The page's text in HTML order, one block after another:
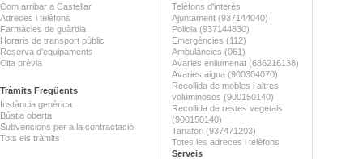
Com arribar a Castellar
Adreces i telèfons
Farmàcies de guàrdia
Horaris de transport públic
Reserva d'equipaments
Cita prèvia
Tràmits Freqüents
Instància genèrica
Bústia oberta
Subvencions per a la contractació
Tots els tràmits
Telèfons d'interès
Ajuntament (937144040)
Policia (937144830)
Emergències (112)
Ambulàncies (061)
Avaries enllumenat (686216138)
Avaries aigua (900304070)
Recollida de mobles i altres
voluminosos (900150140)
Recollida de restes vegetals
(900150140)
Tanatori (937471203)
Totes les adreces i telèfons
Serveis